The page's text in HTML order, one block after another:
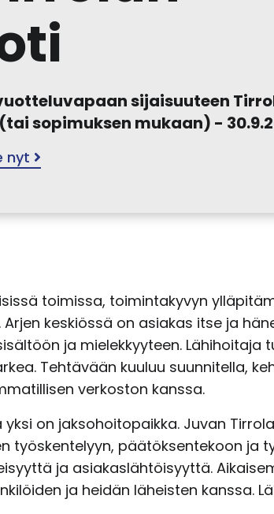
sijaisuuteen
sopimuksen mukaan) -
nyt
toimissa, toimintakyvyn
keskiössä on asiakas itse ja
ja mielekkyyteen. Lähihoitaja
Tehtävään kuuluu suunnitella,
verkoston kanssa.
on jaksohoitopaikka. Juvan
työskentelyyn, päätöksentekoon ja
ja asiakaslähtöisyyttä.
ja heidän läheisten kanssa.